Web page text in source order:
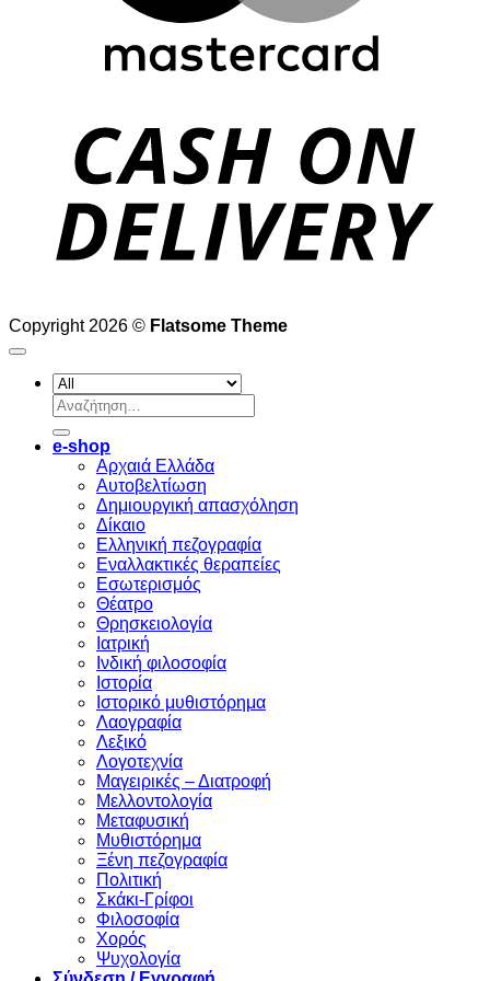
Copyright 2026 © Flatsome Theme
Αναζήτηση
για:
e-shop
Αρχαιά Ελλάδα
Aυτοβελτίωση
Δημιουργική απασχόληση
Δίκαιο
Ελληνική πεζογραφία
Eναλλακτικές θεραπείες
Eσωτερισμός
Θέατρο
Θρησκειολογία
Ιατρική
Ινδική φιλοσοφία
Ιστορία
Ιστορικό μυθιστόρημα
Λαογραφία
Λεξικό
Λογοτεχνία
Μαγειρικές – Διατροφή
Μελλοντολογία
Μεταφυσική
Μυθιστόρημα
Ξένη πεζογραφία
Πολιτική
Σκάκι-Γρίφοι
Φιλοσοφία
Χορός
Ψυχολογία